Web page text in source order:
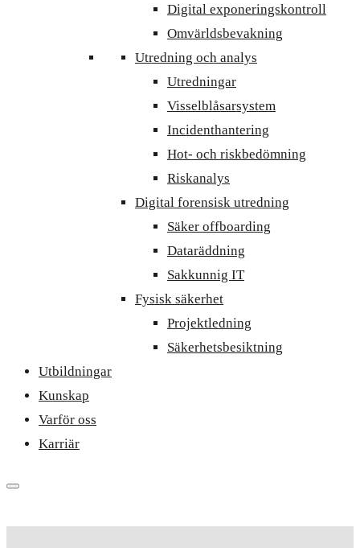
Digital exponeringskontroll
Omvärldsbevakning
Utredning och analys
Utredningar
Visselblåsarsystem
Incidenthantering
Hot- och riskbedömning
Riskanalys
Digital forensisk utredning
Säker offboarding
Dataräddning
Sakkunnig IT
Fysisk säkerhet
Projektledning
Säkerhetsbesiktning
Utbildningar
Kunskap
Varför oss
Karriär